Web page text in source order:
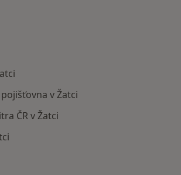
v Žatci
ČR v Žatci